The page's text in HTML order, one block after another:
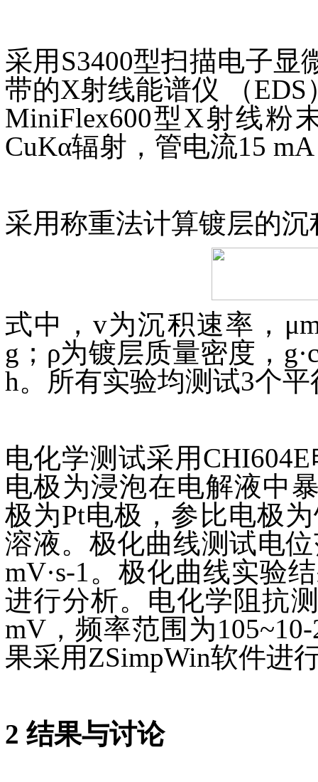
采用S3400型扫描电子
带的X射线能谱仪 （
MiniFlex600型X射线粉
CuKα辐射，管电流15
采用称重法计算镀层的
式中，v为沉积速率，
g；ρ为镀层质量密度，
h。所有实验均测试3个
电化学测试采用
电极为浸泡在电解液中
极为Pt电极，参比电极
溶液。极化曲线测试电
mV·s-1。极化曲线实验
进行分析。电化学阻抗
mV，频率范围为
果采用ZSimpWin软件进
2 结果与讨论